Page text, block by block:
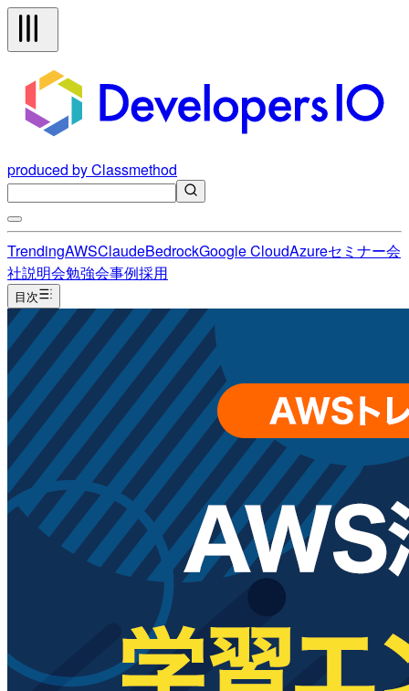
produced by Classmethod
TrendingAWSClaudeBedrockGoogle CloudAzureセミナー会
社説明会勉強会事例採用
目次